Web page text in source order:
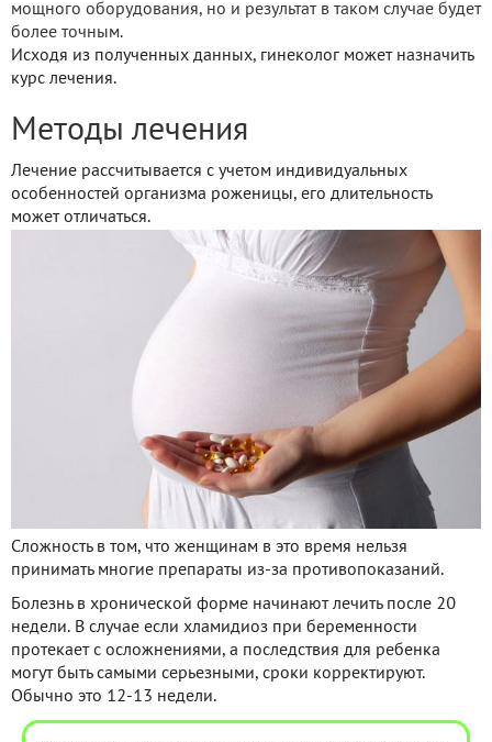
мощного оборудования, но и результат в таком случае будет
более точным.
Исходя из полученных данных, гинеколог может назначить
курс лечения.
Методы лечения
Лечение рассчитывается с учетом индивидуальных
особенностей организма роженицы, его длительность
может отличаться.
Сложность в том, что женщинам в это время нельзя
принимать многие препараты из-за противопоказаний.
Болезнь в хронической форме начинают лечить после 20
недели. В случае если хламидиоз при беременности
протекает с осложнениями, а последствия для ребенка
могут быть самыми серьезными, сроки корректируют.
Обычно это 12-13 недели.